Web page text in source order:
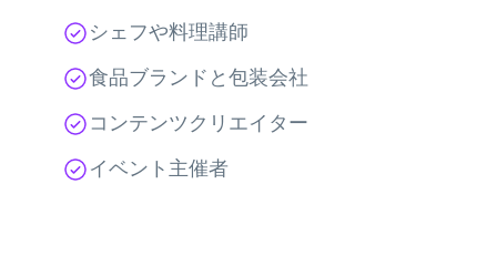
シェフや料理講師
食品ブランドと包装会社
コンテンツクリエイター
イベント主催者